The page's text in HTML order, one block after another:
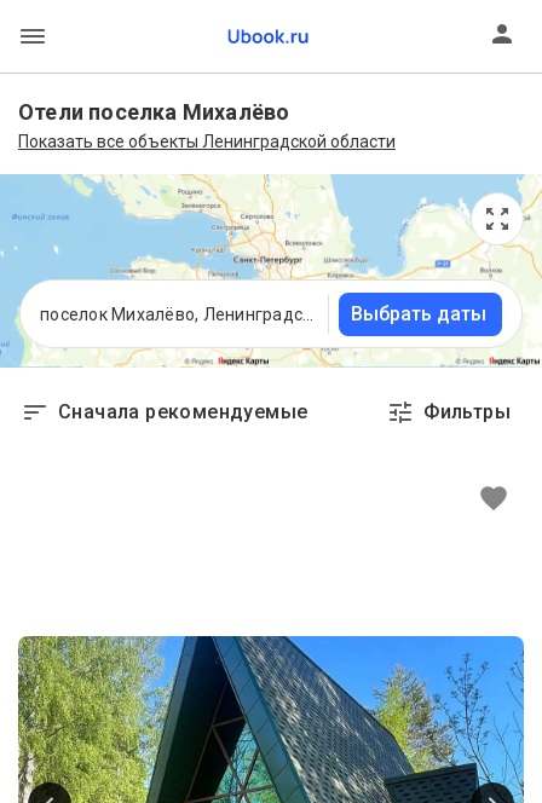
Отели поселка Михалёво
Показать все объекты Ленинградской области
Выбрать даты
Сначала рекомендуемые Фильтры